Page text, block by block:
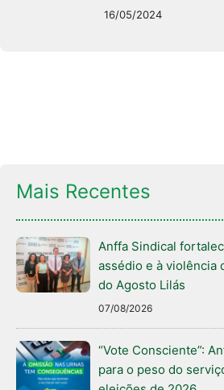
16/05/2024
Mais Recentes
Anffa Sindical
assédio e à violência
do Agosto Lilás
07/08/2026
“Vote Consciente”:
para o peso do